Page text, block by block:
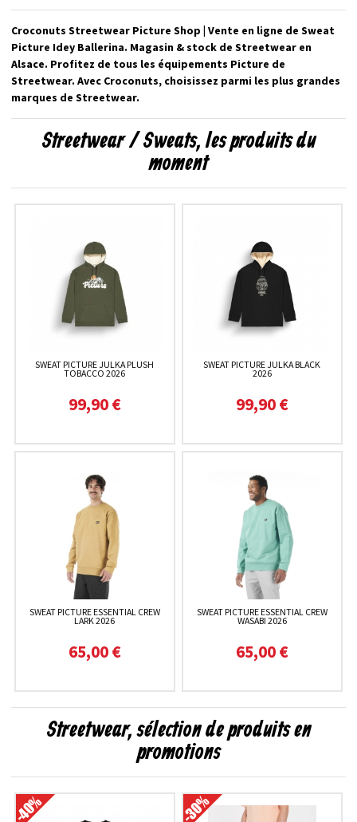
Croconuts Streetwear Picture Shop | Vente en ligne de Sweat
Picture Idey Ballerina. Magasin & stock de Streetwear en
Alsace. Profitez de tous les équipements Picture de
Streetwear. Avec Croconuts, choisissez parmi les plus grandes
marques de Streetwear.
Streetwear / Sweats, les produits du
moment
SWEAT PICTURE JULKA PLUSH
TOBACCO 2026
99,90 €
SWEAT PICTURE JULKA BLACK
2026
99,90 €
SWEAT PICTURE ESSENTIAL CREW
LARK 2026
65,00 €
SWEAT PICTURE ESSENTIAL CREW
WASABI 2026
65,00 €
Streetwear, sélection de produits en
promotions